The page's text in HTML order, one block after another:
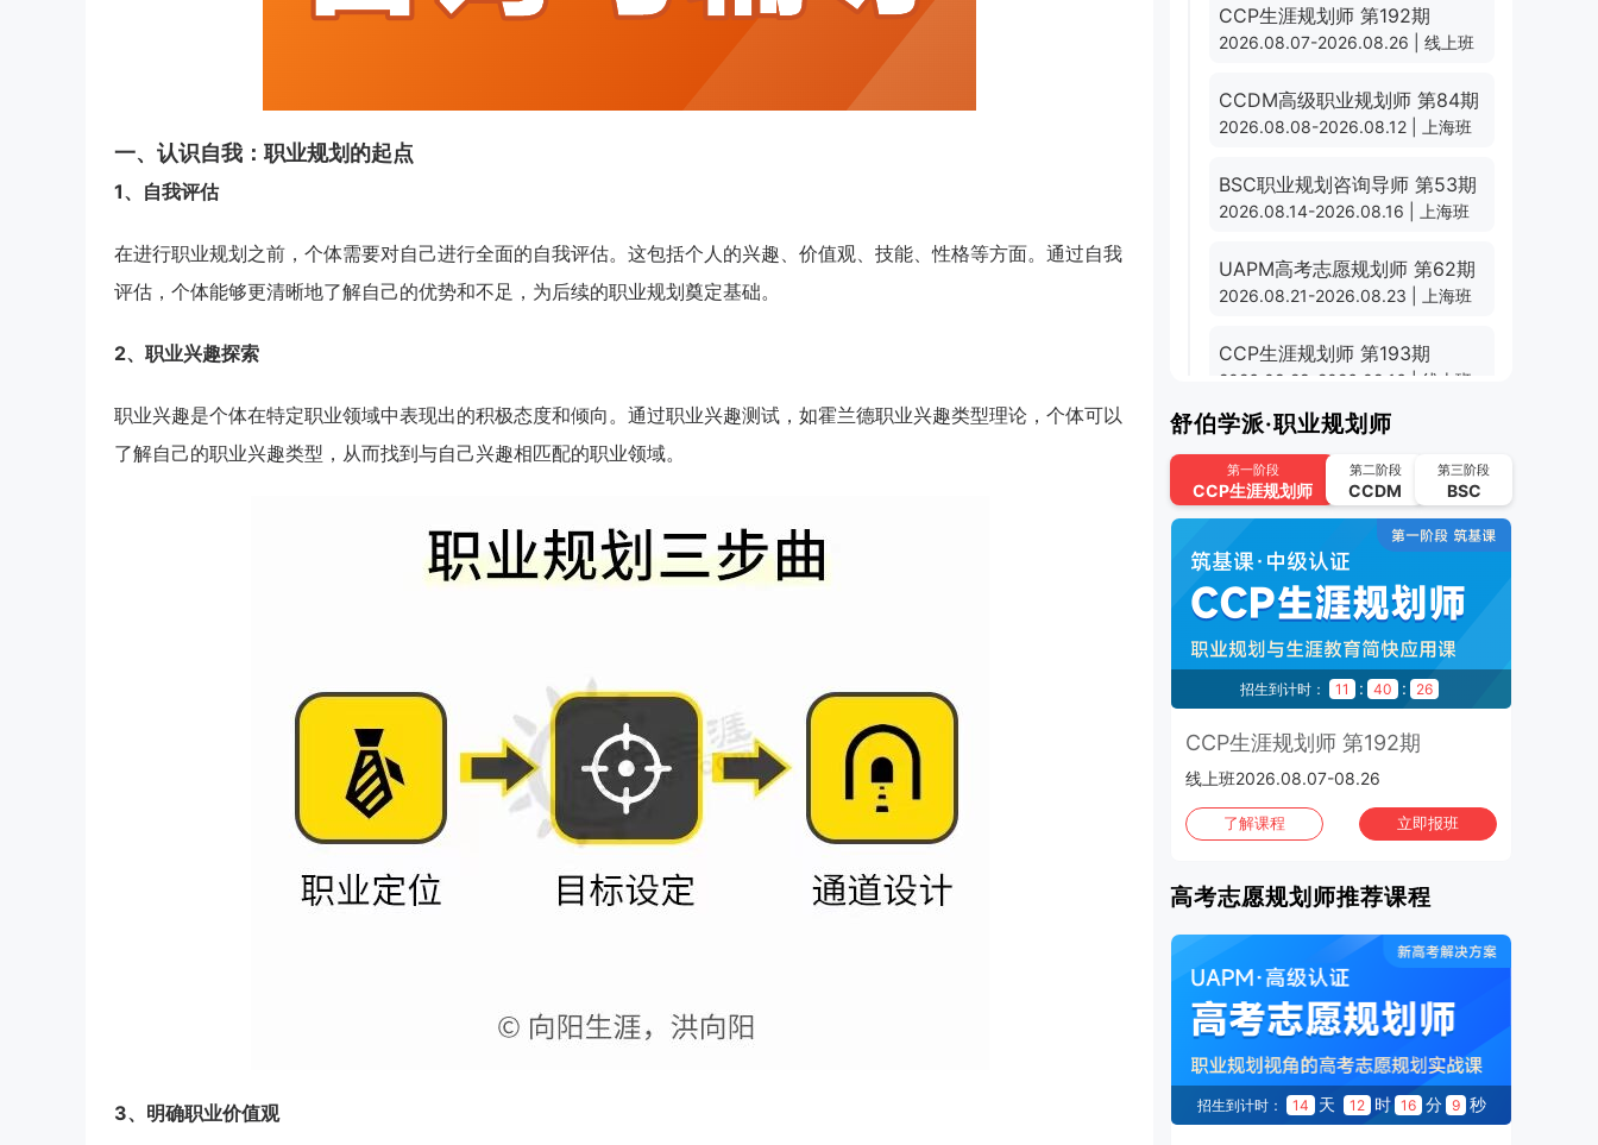
一、认识自我：职业规划的起点
1、自我评估
在进行职业规划之前，个体需要对自己进行全面的自我评估。这包括个人的兴趣、价值观、技能、性格等方面。通过自我
评估，个体能够更清晰地了解自己的优势和不足，为后续的职业规划奠定基础。
2、职业兴趣探索
职业兴趣是个体在特定职业领域中表现出的积极态度和倾向。通过职业兴趣测试，如霍兰德职业兴趣类型理论，个体可以
了解自己的职业兴趣类型，从而找到与自己兴趣相匹配的职业领域。
3、明确职业价值观
CCP生涯规划师 第192期
2026.08.07-2026.08.26 | 线上班
CCDM高级职业规划师 第84期
2026.08.08-2026.08.12 | 上海班
BSC职业规划咨询导师 第53期
2026.08.14-2026.08.16 | 上海班
UAPM高考志愿规划师 第62期
2026.08.21-2026.08.23 | 上海班
CCP生涯规划师 第193期
2026.08.28-2026.09.16 | 线上班
2026年09月
UAPM高考志愿规划师 第63期
2026.09.01-2026.09.24 | 线上班
CCP生涯规划师 第194期
2026.09.11-2026.09.30 | 线上班
UAPM高考志愿规划师 第64期
2026.09.22-2026.10.15 | 线上班
班次：4
2026年10月
CCP生涯规划师 第195期
2026.10.02-2026.10.21 | 线上班
UAPM高考志愿规划师 第65期
2026.10.16-2026.11.04 | 线上班
CCP生涯规划师 第197期
2026.10.30-2026.11.01 | 上海班
舒伯学派·职业规划师
第一阶段
CCP生涯规划师
第二阶段
CCDM
第三阶段
BSC
招生到计时： 7 天
BSC职业规划咨询导师 第53期
上海班2026.08.14-08.16
了解课程
招生到计时： 11 : 40 : 25
CCP生涯规划师 第192期
线上班2026.08.07-08.26
了解课程 立即报班
高考志愿规划师推荐课程
招生到计时： 14 天 12 时 16 分 8 秒